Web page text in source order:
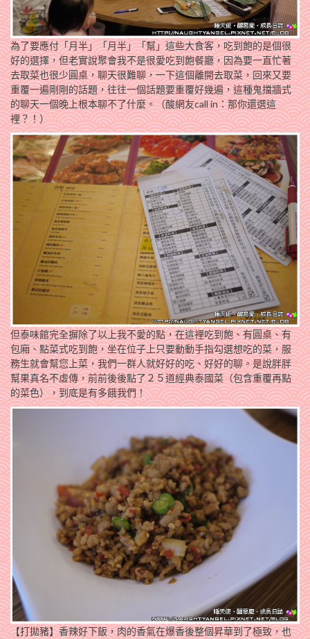
為了要應付「月半」「月半」「幫」這些大食客，吃到飽的是個很
好的選擇，但老實說聚會我不是很愛吃到飽餐廳，因為要一直忙著
去取菜也很少圓桌，聊天很難聊，一下這個離開去取菜，回來又要
重覆一遍剛剛的話題，往往一個話題要重覆好幾遍，這種鬼擋牆式
的聊天一個晚上根本聊不了什麼。（酸網友call in：那你還選這
裡？！）
但泰味館完全摒除了以上我不愛的點，在這裡吃到飽、有圓桌、有
包廂、點菜式吃到飽，坐在位子上只要動動手指勾選想吃的菜，服
務生就會幫您上菜，我們一群人就好好的吃、好好的聊。是說胖胖
幫果真名不虛傳，前前後後點了２５道經典泰國菜（包含重覆再點
的菜色），到底是有多餓我們！
【打拋豬】香辣好下飯，肉的香氣在爆香後整個昇華到了極致，也